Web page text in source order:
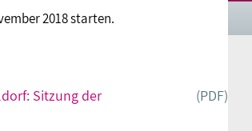
2018 starten.
Sitzung der
(PDF)